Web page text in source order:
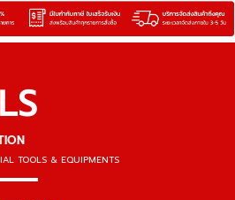
TOOLS & EQUIPMENTS